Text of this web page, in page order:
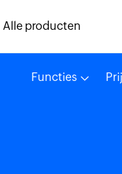
Alle producten
Functies